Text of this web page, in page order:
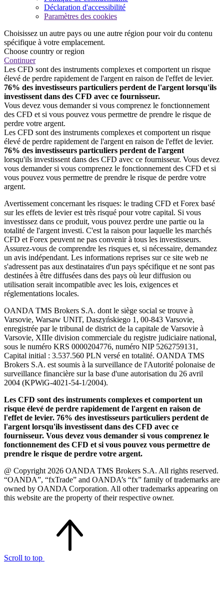
Déclaration d'accessibilité
Paramètres des cookies
Choisissez un autre pays ou une autre région pour voir du contenu
spécifique à votre emplacement.
Choose country or region
Continuer
Les CFD sont des instruments complexes et comportent un risque
élevé de perdre rapidement de l'argent en raison de l'effet de levier.
76% des investisseurs particuliers perdent de l'argent lorsqu'ils
investissent dans des CFD avec ce fournisseur.
Vous devez vous demander si vous comprenez le fonctionnement
des CFD et si vous pouvez vous permettre de prendre le risque de
perdre votre argent.
Les CFD sont des instruments complexes et comportent un risque
élevé de perdre rapidement de l'argent en raison de l'effet de levier.
76% des investisseurs particuliers perdent de l'argent
lorsqu'ils investissent dans des CFD avec ce fournisseur. Vous devez
vous demander si vous comprenez le fonctionnement des CFD et si
vous pouvez vous permettre de prendre le risque de perdre votre
argent.
Avertissement concernant les risques: le trading CFD et Forex basé
sur les effets de levier est très risqué pour votre capital. Si vous
investissez dans ce produit, vous pouvez perdre une partie ou la
totalité de l'argent investi. C'est la raison pour laquelle les marchés
CFD et Forex peuvent ne pas convenir à tous les investisseurs.
Assurez-vous de comprendre les risques et, si nécessaire, demandez
un avis indépendant. Les informations reprises sur ce site web ne
s'adressent pas aux destinataires d'un pays spécifique et ne sont pas
destinées à être diffusées dans des pays où leur diffusion ou
utilisation serait incompatible avec les lois, exigences et
réglementations locales.
OANDA TMS Brokers S.A. dont le siège social se trouve à
Varsovie, Warsaw UNIT, Daszyńskiego 1, 00-843 Varsovie,
enregistrée par le tribunal de district de la capitale de Varsovie à
Varsovie, XIIIe division commerciale du registre judiciaire national,
sous le numéro KRS 0000204776, numéro NIP 5262759131,
Capital initial : 3.537.560 PLN versé en totalité. OANDA TMS
Brokers S.A. est soumis à la surveillance de l'Autorité polonaise de
surveillance financière sur la base d'une autorisation du 26 avril
2004 (KPWiG-4021-54-1/2004).
Les CFD sont des instruments complexes et comportent un
risque élevé de perdre rapidement de l'argent en raison de
l'effet de levier. 76% des investisseurs particuliers perdent de
l'argent lorsqu'ils investissent dans des CFD avec ce
fournisseur. Vous devez vous demander si vous comprenez le
fonctionnement des CFD et si vous pouvez vous permettre de
prendre le risque de perdre votre argent.
@ Copyright 2026 OANDA TMS Brokers S.A. All rights reserved.
“OANDA”, “fxTrade” and OANDA’s “fx” family of trademarks are
owned by OANDA Corporation. All other trademarks appearing on
this website are the property of their respective owner.
Scroll to top